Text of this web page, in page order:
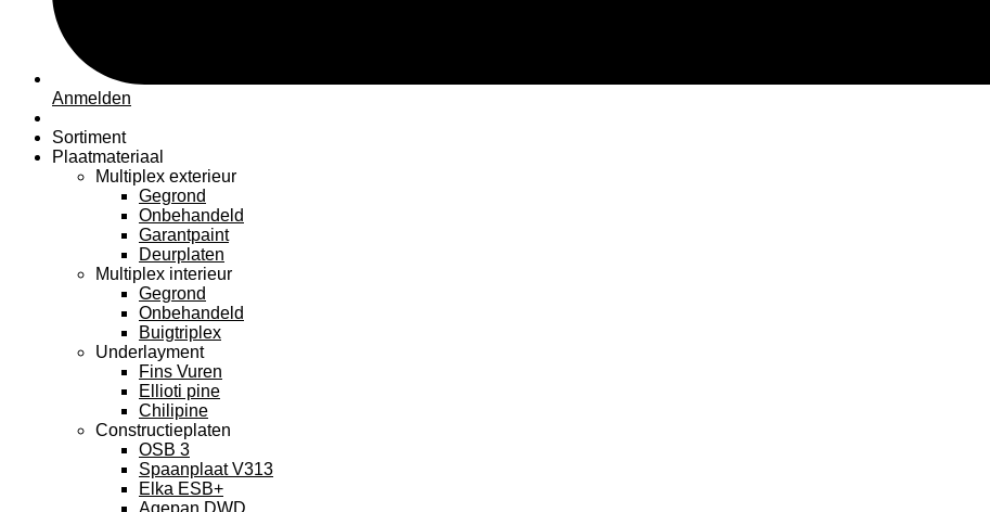
Anmelden
Sortiment
Plaatmateriaal
Multiplex exterieur
Gegrond
Onbehandeld
Garantpaint
Deurplaten
Multiplex interieur
Gegrond
Onbehandeld
Buigtriplex
Underlayment
Fins Vuren
Ellioti pine
Chilipine
Constructieplaten
OSB 3
Spaanplaat V313
Elka ESB+
Agepan DWD